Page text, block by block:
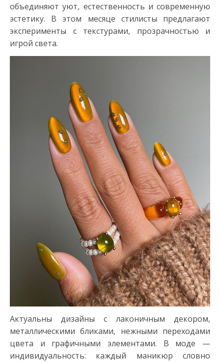
объединяют уют, естественность и современную
эстетику. В этом месяце стилисты предлагают
эксперименты с текстурами, прозрачностью и
игрой света.
Актуальны дизайны с лаконичным декором,
металлическими бликами, нежными переходами
цвета и графичными элементами. В моде —
индивидуальность: каждый маникюр словно